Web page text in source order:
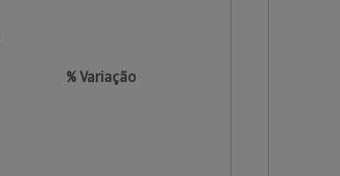
% Variação